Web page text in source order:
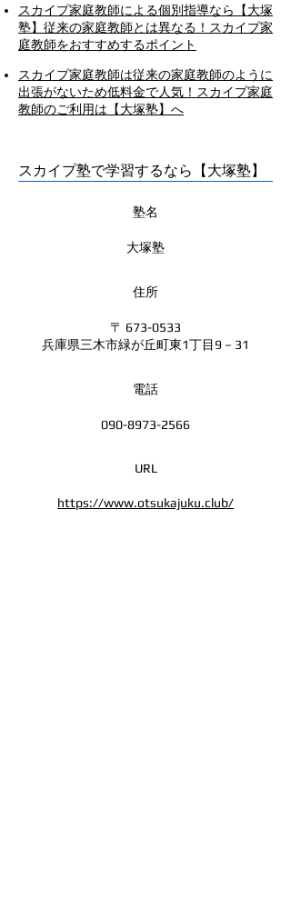
スカイプ塾で学習するなら【大塚塾】
塾名
大塚塾
住所
〒 673-0533
兵庫県三木市緑が丘町東1丁目9－31
電話
090-8973-2566
URL
https://www.otsukajuku.club/
スカイプ家庭教師による個別指導なら【大塚
塾】従来の家庭教師とは異なる！スカイプ家
庭教師をおすすめするポイント
スカイプ家庭教師は従来の家庭教師のように
出張がないため低料金で人気！スカイプ家庭
教師のご利用は【大塚塾】へ